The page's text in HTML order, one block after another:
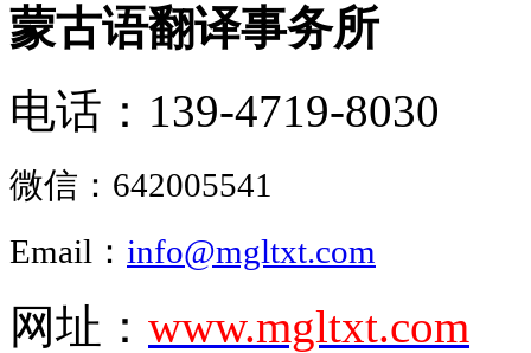
蒙古语翻译事务所
电话：139-4719-8030
微信： 642005541
Email： info@mgltxt.com
网址： www.mgltxt.com